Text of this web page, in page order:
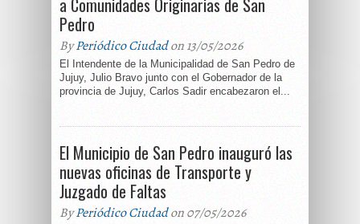
a Comunidades Originarias de San
Pedro
ByPeriódico Ciudadon 13/05/2026
El Intendente de la Municipalidad de San Pedro de
Jujuy, Julio Bravo junto con el Gobernador de la
provincia de Jujuy, Carlos Sadir encabezaron el...
El Municipio de San Pedro inauguró las
nuevas oficinas de Transporte y
Juzgado de Faltas
ByPeriódico Ciudadon 07/05/2026